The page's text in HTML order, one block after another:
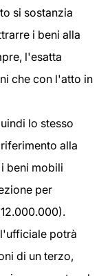
si sostanzia
i beni alla
l'esatta
che con l'atto in
lo stesso
alla
beni mobili
per
potrà
di un terzo,